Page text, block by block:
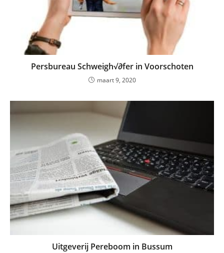
Persbureau Schweigh√∂fer in Voorschoten
maart 9, 2020
Uitgeverij Pereboom in Bussum